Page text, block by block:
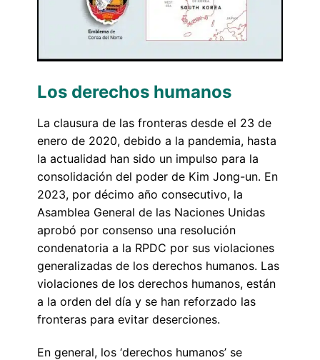
Los derechos humanos
La clausura de las fronteras desde el 23 de
enero de 2020, debido a la pandemia, hasta
la actualidad han sido un impulso para la
consolidación del poder de Kim Jong-un. En
2023, por décimo año consecutivo, la
Asamblea General de las Naciones Unidas
aprobó por consenso una resolución
condenatoria a la RPDC por sus violaciones
generalizadas de los derechos humanos. Las
violaciones de los derechos humanos, están
a la orden del día y se han reforzado las
fronteras para evitar deserciones.
En general, los ‘derechos humanos’ se